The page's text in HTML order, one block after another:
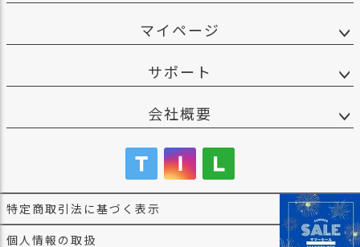
マイページ
サポート
会社概要
特定商取引法に基づく表示
個人情報の取扱